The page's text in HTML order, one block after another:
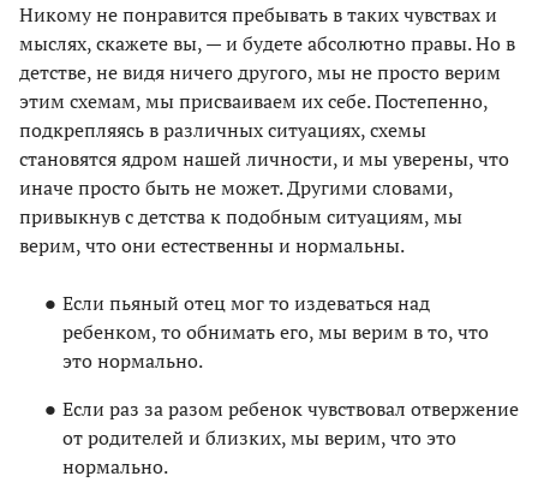
Никому не понравится пребывать в таких чувствах и
мыслях, скажете вы, — и будете абсолютно правы. Но в
детстве, не видя ничего другого, мы не просто верим
этим схемам, мы присваиваем их себе. Постепенно,
подкрепляясь в различных ситуациях, схемы
становятся ядром нашей личности, и мы уверены, что
иначе просто быть не может. Другими словами,
привыкнув с детства к подобным ситуациям, мы
верим, что они естественны и нормальны.
Если пьяный отец мог то издеваться над
ребенком, то обнимать его, мы верим в то, что
это нормально.
Если раз за разом ребенок чувствовал отвержение
от родителей и близких, мы верим, что это
нормально.